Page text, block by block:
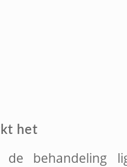
het
de behandeling